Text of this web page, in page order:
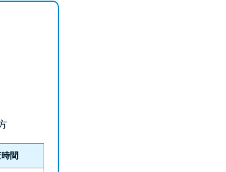
金とは？悪質な手口には要注意！
由
間